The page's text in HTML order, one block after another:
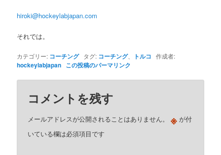
hiroki@hockeylabjapan.com
それでは。
カテゴリー: コーチングタグ: コーチング、 トルコ 作成者:
hockeylabjapan この投稿のパーマリンク
コメントを残す
メールアドレスが公開されることはありません。 ※ が付
いている欄は必須項目です